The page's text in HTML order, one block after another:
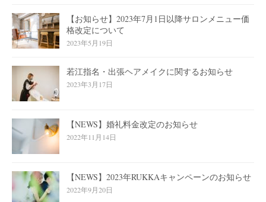
【お知らせ】2023年7月1日以降サロンメニュー価
格改定について
2023年5月19日
若江指名・出張ヘアメイクに関するお知らせ
2023年3月17日
【NEWS】婚礼料金改定のお知らせ
2022年11月14日
【NEWS】2023年RUKKAキャンペーンのお知らせ
2022年9月20日